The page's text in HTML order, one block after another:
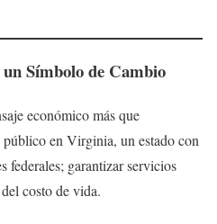
Símbolo de Cambio
económico más que
en Virginia, un estado con
federales; garantizar servicios
costo de vida.